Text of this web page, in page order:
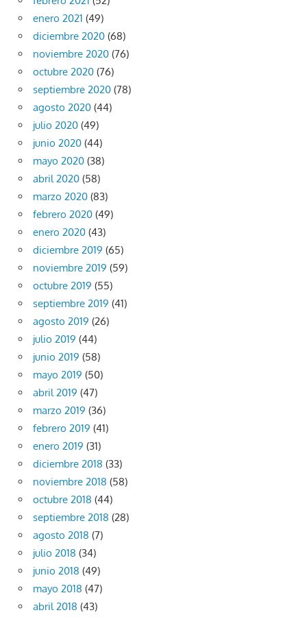
enero 2021 (49)
diciembre 2020 (68)
noviembre 2020 (76)
octubre 2020 (76)
septiembre 2020 (78)
agosto 2020 (44)
julio 2020 (49)
junio 2020 (44)
mayo 2020 (38)
abril 2020 (58)
marzo 2020 (83)
febrero 2020 (49)
enero 2020 (43)
diciembre 2019 (65)
noviembre 2019 (59)
octubre 2019 (55)
septiembre 2019 (41)
agosto 2019 (26)
julio 2019 (44)
junio 2019 (58)
mayo 2019 (50)
abril 2019 (47)
marzo 2019 (36)
febrero 2019 (41)
enero 2019 (31)
diciembre 2018 (33)
noviembre 2018 (58)
octubre 2018 (44)
septiembre 2018 (28)
agosto 2018 (7)
julio 2018 (34)
junio 2018 (49)
mayo 2018 (47)
abril 2018 (43)